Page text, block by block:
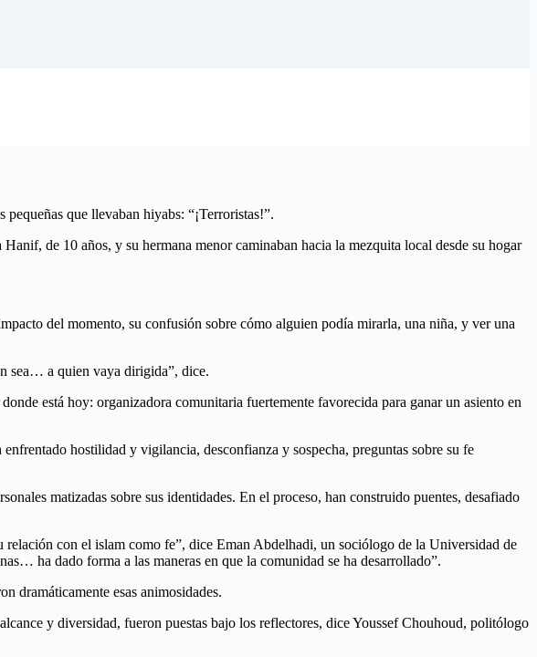
que llevaban hiyabs: “¡Terroristas!”.
de 10 años, y su hermana menor caminaban hacia la mezquita local desde su hogar
del momento, su confusión sobre cómo alguien podía mirarla, una niña, y ver una
sea… a quien vaya dirigida”, dice.
está hoy: organizadora comunitaria fuertemente favorecida para ganar un asiento en
hostilidad y vigilancia, desconfianza y sospecha, preguntas sobre su fe
matizadas sobre sus identidades. En el proceso, han construido puentes, desafiado
relación con el islam como fe”, dice Eman Abdelhadi, un sociólogo de la Universidad de
ha dado forma a las maneras en que la comunidad se ha desarrollado”.
dramáticamente esas animosidades.
y diversidad, fueron puestas bajo los reflectores, dice Youssef Chouhoud, politólogo